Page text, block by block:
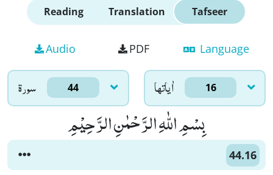
Reading Translation Tafseer
Audio PDF Language
سورۃ 44 اٰياتها 16
بِسْمِ اللّٰهِ الرَّحْمٰنِ الرَّحِیْمِ
44.16